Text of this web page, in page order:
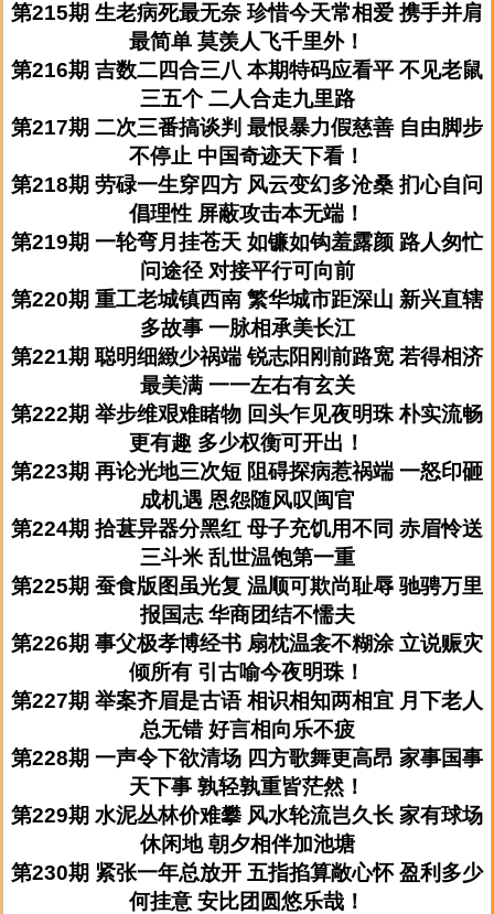
第215期 生老病死最无奈 珍惜今天常相爱 携手并肩
最简单 莫羡人飞千里外！
第216期 吉数二四合三八 本期特码应看平 不见老鼠
三五个 二人合走九里路
第217期 二次三番搞谈判 最恨暴力假慈善 自由脚步
不停止 中国奇迹天下看！
第218期 劳碌一生穿四方 风云变幻多沧桑 扪心自问
倡理性 屏蔽攻击本无端！
第219期 一轮弯月挂苍天 如镰如钩羞露颜 路人匆忙
问途径 对接平行可向前
第220期 重工老城镇西南 繁华城市距深山 新兴直辖
多故事 一脉相承美长江
第221期 聪明细緻少祸端 锐志阳刚前路宽 若得相济
最美满 一一左右有玄关
第222期 举步维艰难睹物 回头乍见夜明珠 朴实流畅
更有趣 多少权衡可开出！
第223期 再论光地三次短 阻碍探病惹祸端 一怒印砸
成机遇 恩怨随风叹闽官
第224期 拾葚异器分黑红 母子充饥用不同 赤眉怜送
三斗米 乱世温饱第一重
第225期 蚕食版图虽光复 温顺可欺尚耻辱 驰骋万里
报国志 华商团结不懦夫
第226期 事父极孝博经书 扇枕温衾不糊涂 立说赈灾
倾所有 引古喻今夜明珠！
第227期 举案齐眉是古语 相识相知两相宜 月下老人
总无错 好言相向乐不疲
第228期 一声令下欲清场 四方歌舞更高昂 家事国事
天下事 孰轻孰重皆茫然！
第229期 水泥丛林价难攀 风水轮流岂久长 家有球场
休闲地 朝夕相伴加池塘
第230期 紧张一年总放开 五指掐算敞心怀 盈利多少
何挂意 安比团圆悠乐哉！